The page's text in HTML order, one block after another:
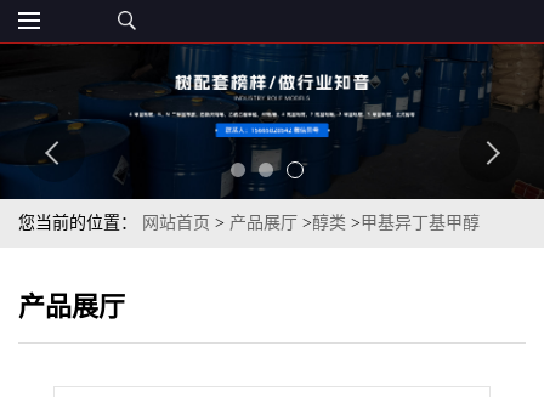
您当前的位置： 网站首页 > 产品展厅 >醇类 >甲基异丁基甲醇
产品展厅